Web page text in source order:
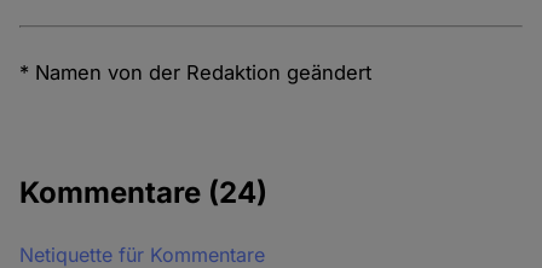
* Namen von der Redaktion geändert
Kommentare (24)
Netiquette für Kommentare